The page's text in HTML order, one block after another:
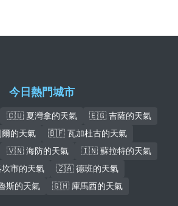
今日熱門城市
🇨🇺 夏灣拿的天氣
🇪🇬 吉薩的天氣
的天氣
🇧🇫 瓦加杜古的天氣
🇻🇳 海防的天氣
🇮🇳 蘇拉特的天氣
市的天氣
🇿🇦 德班的天氣
斯的天氣
🇬🇭 庫馬西的天氣